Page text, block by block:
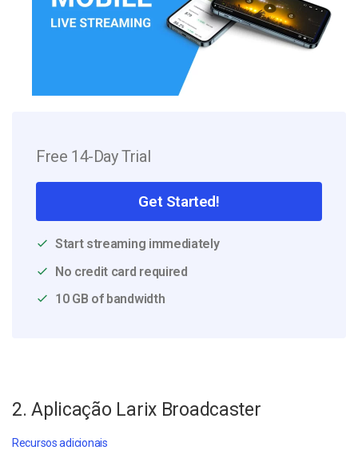
Free 14-Day Trial
Get Started!
Start streaming immediately
No credit card required
10 GB of bandwidth
2. Aplicação Larix Broadcaster
Recursos adicionais